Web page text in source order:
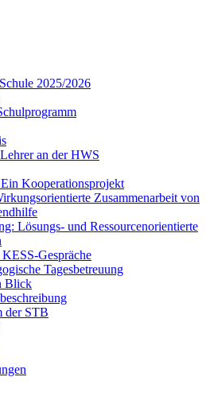
2025/2026
an der HWS
Kooperationsprojekt
Zusammenarbeit von
Lösungs- und Ressourcenorientierte
Gespräche
Tagesbetreuung
Blick
der STB